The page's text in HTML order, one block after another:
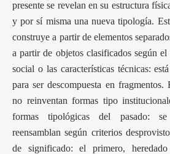
presente se revelan en su estructura
y por sí misma una nueva tipología.
construye a partir de elementos
a partir de objetos clasificados según
social o las características técnicas:
para ser descompuesta en fragmentos.
no reinventan formas tipo
formas tipológicas del pasado:
reensamblan según criterios
de significado: el primero,